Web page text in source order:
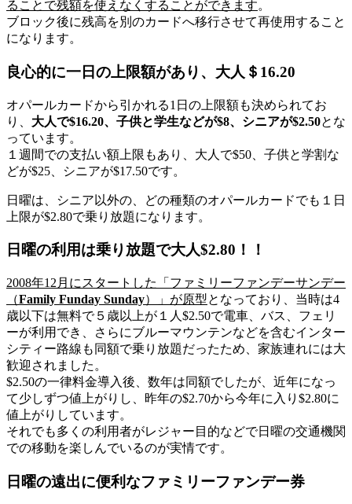
ることで残額を使えなくすることができます。
ブロック後に残高を別のカードへ移行させて再使用すること
になります。
良心的に一日の上限額があり、大人＄16.20
オパールカードから引かれる1日の上限額も決められてお
り、 大人で$16.20、子供と学生などが$8、シニアが$2.50とな
っています。
１週間での支払い額上限もあり、大人で$50、子供と学割な
どが$25、シニアが$17.50です。
日曜は、シニア以外の、どの種類のオパールカードでも １日
上限が$2.80で乗り放題になります。
日曜の利用は乗り放題で大人$2.80！！
2008年12月にスタートした「ファミリーファンデーサンデー
（Family Funday Sunday）」が原型となっており、当時は4
歳以下は無料で５歳以上が１人$2.50で電車、バス、フェリ
ーが利用でき、さらにブルーマウンテンなどを含むインター
シティー路線も同額で乗り放題だったため、家族連れには大
歓迎されました。
$2.50の一律料金導入後、数年は同額でしたが、近年になっ
て少しずつ値上がりし、昨年の$2.70から今年に入り$2.80に
値上がりしています。
それでも多くの利用者がレジャー目的などで日曜の交通機関
での移動を楽しんでいるのが実情です。
日曜の遠出に便利なファミリーファンデー券